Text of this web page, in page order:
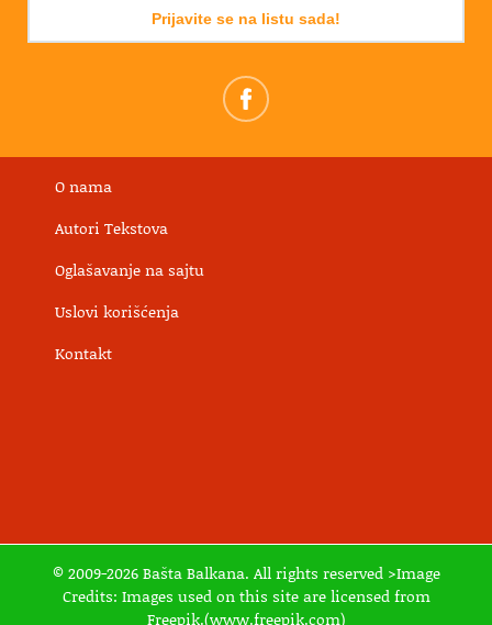
Prijavite se na listu sada!
O nama
Autori Tekstova
Oglašavanje na sajtu
Uslovi korišćenja
Kontakt
© 2009-2026 Bašta Balkana. All rights reserved >Image
Credits: Images used on this site are licensed from
Freepik.(www.freepik.com)